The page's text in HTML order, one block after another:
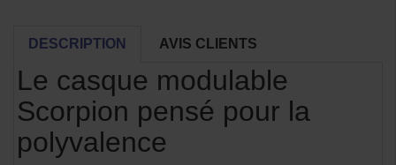
DESCRIPTION AVIS CLIENTS
Le casque modulable
Scorpion pensé pour la
polyvalence